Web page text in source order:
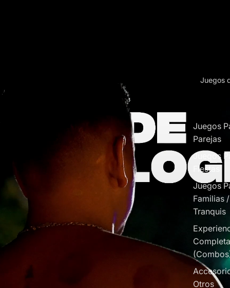
Juegos
Juegos
Parejas
Juegos
Fiestas
Juegos
Familias
Tranquis
Otros